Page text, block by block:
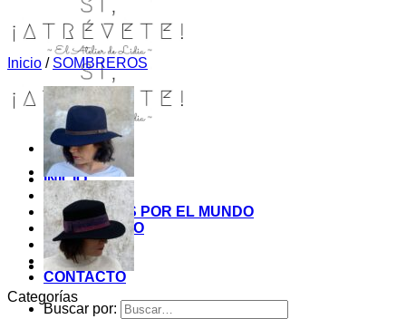
INICIO
TIENDA
MIS COSITAS POR EL MUNDO
EL COMIENZO
BLOG
PAGOS
CONTACTO
Buscar por:
Inicio / SOMBREROS
Categorías